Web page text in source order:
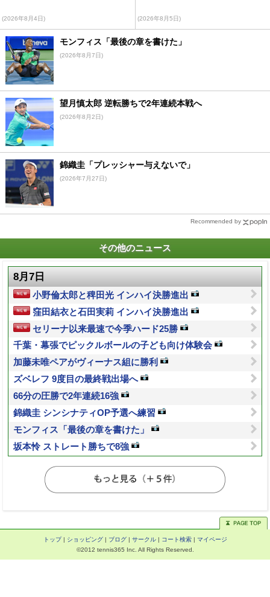
(2026年8月4日) (2026年8月5日)
モンフィス「最後の章を書けた」
(2026年8月7日)
望月慎太郎 逆転勝ちで2年連続本戦へ
(2026年8月2日)
錦織圭「プレッシャー与えないで」
(2026年7月27日)
Recommended by
その他のニュース
8月7日
小野倫太郎と稗田光 インハイ決勝進出
窪田結衣と石田実莉 インハイ決勝進出
セリーナ以来最速で今季ハード25勝
千葉・幕張でピックルボールの子ども向け体験会
加藤未唯ペアがヴィーナス組に勝利
ズベレフ 9度目の最終戦出場へ
66分の圧勝で2年連続16強
錦織圭 シンシナティOP予選へ練習
モンフィス「最後の章を書けた」
坂本怜 ストレート勝ちで8強
トップ| ショッピング| ブログ| サークル| コート検索| マイページ
©2012 tennis365 Inc. All Rights Reserved.